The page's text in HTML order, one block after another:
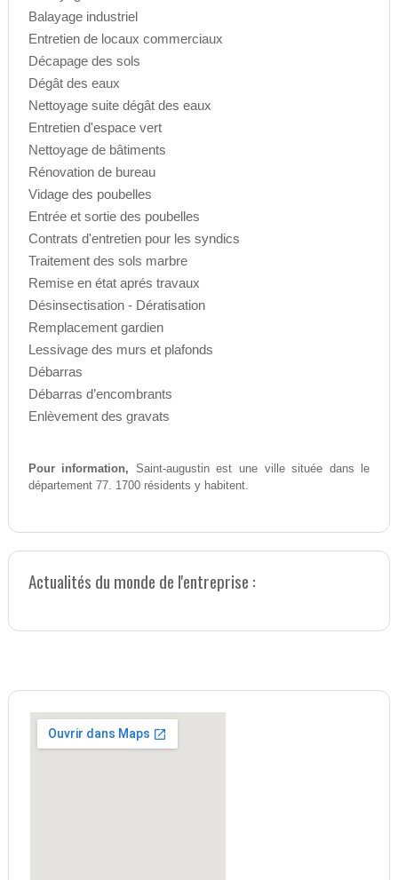
Balayage industriel
Entretien de locaux commerciaux
Décapage des sols
Dégât des eaux
Nettoyage suite dégât des eaux
Entretien d'espace vert
Nettoyage de bâtiments
Rénovation de bureau
Vidage des poubelles
Entrée et sortie des poubelles
Contrats d'entretien pour les syndics
Traitement des sols marbre
Remise en état aprés travaux
Désinsectisation - Dératisation
Remplacement gardien
Lessivage des murs et plafonds
Débarras
Débarras d’encombrants
Enlèvement des gravats
Pour information, Saint-augustin est une ville située dans le
département 77. 1700 résidents y habitent.
Actualités du monde de l'entreprise :